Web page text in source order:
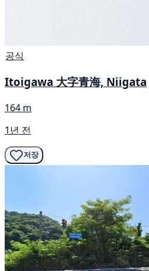
공식
Itoigawa 大字青海, Niigata
164 m
1년 전
저장